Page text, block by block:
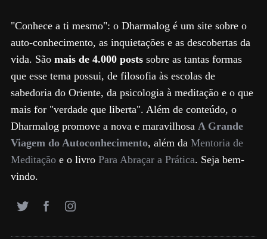
"Conhece a ti mesmo": o Dharmalog é um site sobre o
auto-conhecimento, as inquietações e as descobertas da
vida. São mais de 4.000 postssobre as tantas formas
que esse tema possui, de filosofia às escolas de
sabedoria do Oriente, da psicologia à meditação e o que
mais for "verdade que liberta". Além de conteúdo, o
Dharmalog promove a nova e maravilhosa A Grande
Viagem do Autoconhecimento, além da Mentoria de
Meditaçãoe o livro Para Abraçar a Prática. Seja bem-
vindo.